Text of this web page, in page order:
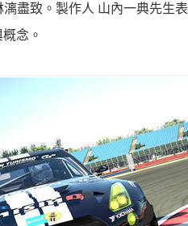
盡致。製作人 山內一典先生
念。